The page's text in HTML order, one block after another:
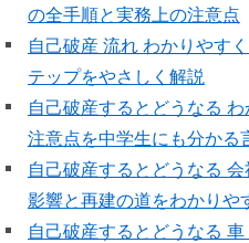
の全手順と実務上の注意点
自己破産 流れ わかりやす
テップをやさしく解説
自己破産するとどうなる
注意点を中学生にも分かる
自己破産するとどうなる
影響と再建の道をわかりや
自己破産するとどうなる